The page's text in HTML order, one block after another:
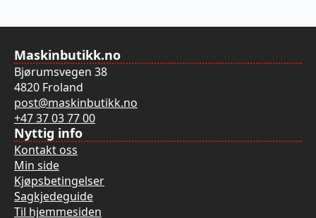
Maskinbutikk.no
Bjørumsvegen 38
4820 Froland
post@maskinbutikk.no
+47 37 03 77 00
Nyttig info
Kontakt oss
Min side
Kjøpsbetingelser
Sagkjedeguide
Til hjemmesiden